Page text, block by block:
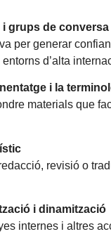
grups de conversa
per generar
d’alta
i la
materials que
revisió o
i dinamització
internes i altres